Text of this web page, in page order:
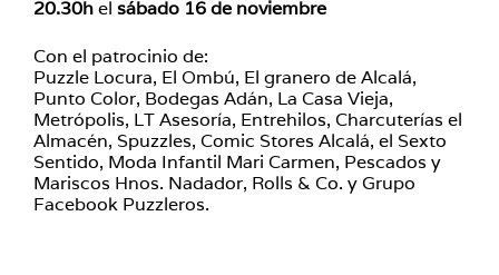
20.30hel sábado 16 de noviembre
Con el patrocinio de:
Puzzle Locura, El Ombú, El granero de Alcalá,
Punto Color, Bodegas Adán, La Casa Vieja,
Metrópolis, LT Asesoría, Entrehilos, Charcuterías el
Almacén, Spuzzles, Comic Stores Alcalá, el Sexto
Sentido, Moda Infantil Mari Carmen, Pescados y
Mariscos Hnos. Nadador, Rolls & Co. y Grupo
Facebook Puzzleros.